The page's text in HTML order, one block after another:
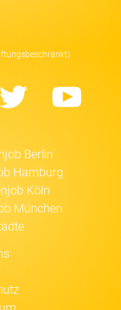
Twitter
Berlin
Hamburg
Köln
München